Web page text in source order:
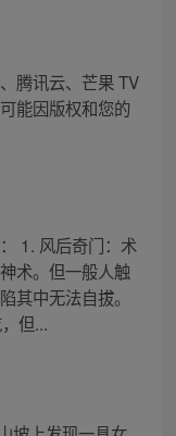
腾讯云、芒果 TV
能因版权和您的
1. 风后奇门：术
术。但一般人触
其中无法自拔。
但...